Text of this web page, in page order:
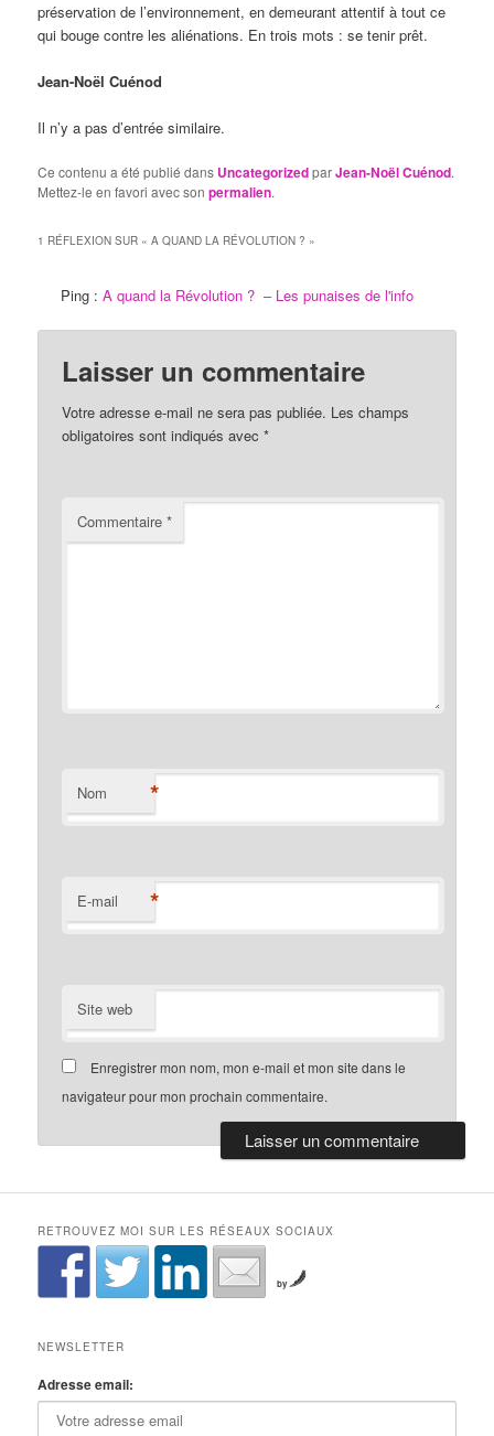
préservation de l’environnement, en demeurant attentif à tout ce
qui bouge contre les aliénations. En trois mots : se tenir prêt.
Jean-Noël Cuénod
Il n’y a pas d’entrée similaire.
Ce contenu a été publié dans UncategorizedparJean-Noël Cuénod.
Mettez-le en favori avec sonpermalien.
1 RÉFLEXION SUR «A QUAND LA RÉVOLUTION ? »
Ping :A quand la Révolution ? – Les punaises de l'info
Laisser un commentaire
Votre adresse e-mail ne sera pas publiée. Les champs
obligatoires sont indiqués avec*
Commentaire*
Nom *
E-mail *
Site web
Enregistrer mon nom, mon e-mail et mon site dans le
navigateur pour mon prochain commentaire.
RETROUVEZ MOI SUR LES RÉSEAUX SOCIAUX
by
NEWSLETTER
Adresse email: